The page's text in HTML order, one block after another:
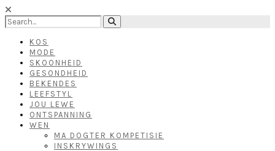
KOS
MODE
SKOONHEID
GESONDHEID
BEKENDES
LEEFSTYL
JOU LEWE
ONTSPANNING
WEN
MA DOGTER KOMPETISIE
INSKRYWINGS